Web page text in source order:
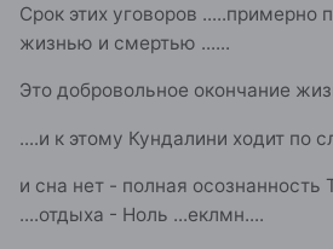
Срок этих уговоров .....примерно
жизнью и смертью ......
Это добровольное окончание
....и к этому Кундалини ходит по
и сна нет - полная осознанность
....отдыха - Ноль ...еклмн....